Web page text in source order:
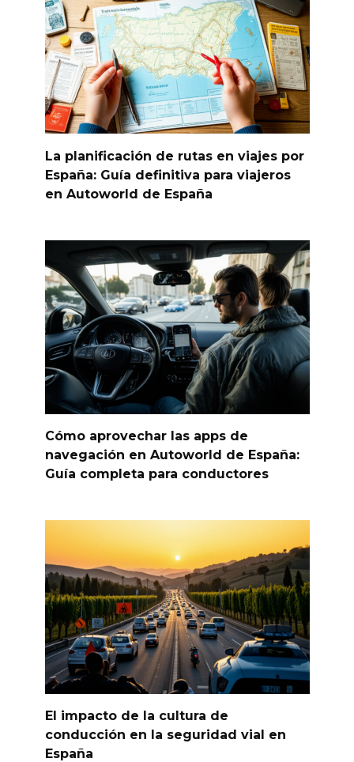
La planificación de rutas en viajes por
España: Guía definitiva para viajeros
en Autoworld de España
Cómo aprovechar las apps de
navegación en Autoworld de España:
Guía completa para conductores
El impacto de la cultura de
conducción en la seguridad vial en
España